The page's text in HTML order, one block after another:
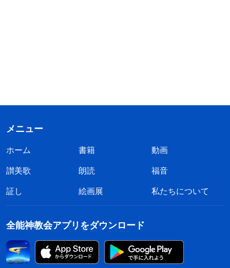
メニュー
ホーム 書籍
動画
讃美歌
朗読
福音
証し
絵画展 私たちについて
全能神教会アプリをダウンロード